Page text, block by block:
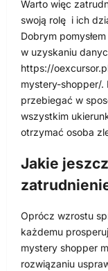
Warto więc
swoją rolę i ich
Dobrym
w uzyskaniu
https://
mystery-shopper/.
przebiegać w
wszystkim
otrzymać osoba
Jakie
Oprócz wzrostu
każdemu
mystery shopper
rozwiązaniu